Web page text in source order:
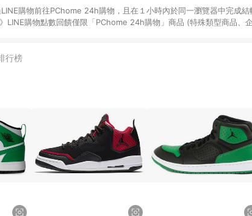
購物前往PChome 24h購物，且在１小時內於同一瀏覽器中完成結
LINE購物點數回饋僅限「PChome 24h購物」商品 (特殊類型商品、
專區/企業採購、部分指定商品 - 下載軟體、奶粉/副食品、電腦軟體、
饋」，若無此標示則 不符合回饋LINE POINTS點數資格亦不得使用
購物所設定的回饋機制為準。 《8》LINE購物為購物資訊整合性平台
格、顏色、價位、贈品與PChome 24h購物銷售網頁不符，以銷售網頁
行榜